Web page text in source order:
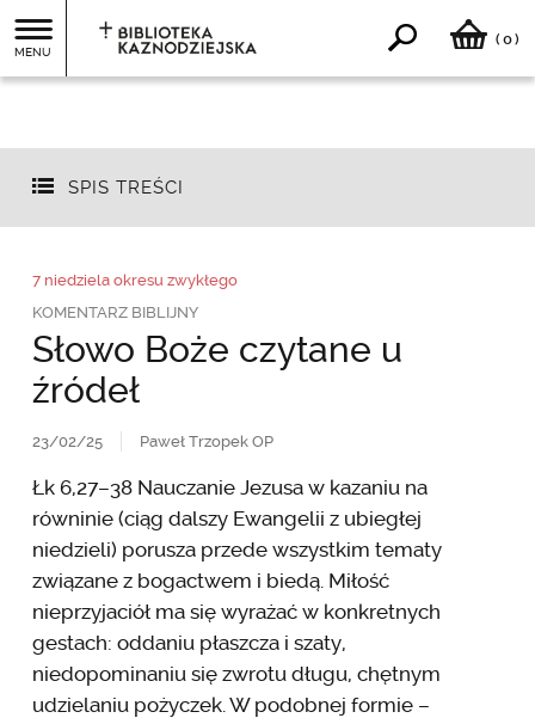
MENU
( 0)
SPIS TREŚCI
7 niedziela okresu zwykłego
KOMENTARZ BIBLIJNY
Słowo Boże czytane u
źródeł
23/02/25 Paweł Trzopek OP
Łk 6,27–38 Nauczanie Jezusa w kazaniu na
równinie (ciąg dalszy Ewangelii z ubiegłej
niedzieli) porusza przede wszystkim tematy
związane z bogactwem i biedą. Miłość
nieprzyjaciół ma się wyrażać w konkretnych
gestach: oddaniu płaszcza i szaty,
niedopominaniu się zwrotu długu, chętnym
udzielaniu pożyczek. W podobnej formie –